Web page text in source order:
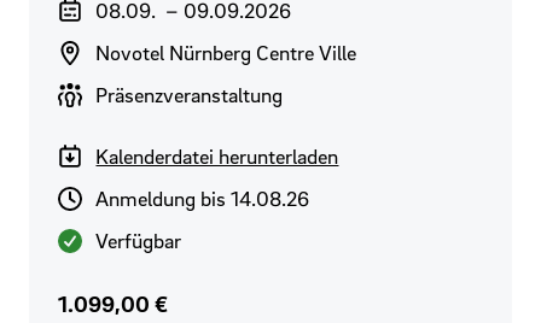
Veranstaltungszeitraum
08.09. – 09.09.2026
Veranstaltungsort
Novotel Nürnberg Centre Ville
Durchführungsart
Präsenzveranstaltung
Kalenderdatei herunterladen
Anmeldeschluss
Anmeldung bis 14.08.26
Verfügbarkeit
Verfügbar
Preis für VDV-Mitglieder
1.099,00 €
Regulärer Preis